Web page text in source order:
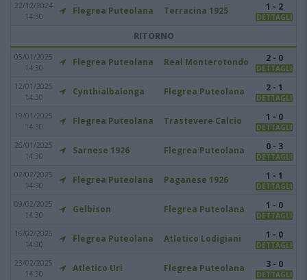
22/12/2024
14:30
Flegrea Puteolana Terracina 1925 1 - 2
DETTAGLI
RITORNO
05/01/2025
14:30
Flegrea Puteolana Real Monterotondo 2 - 0
DETTAGLI
12/01/2025
14:30
Cynthialbalonga Flegrea Puteolana 2 - 1
DETTAGLI
19/01/2025
14:30
Flegrea Puteolana Trastevere Calcio 1 - 0
DETTAGLI
26/01/2025
14:30
Sarnese 1926 Flegrea Puteolana 0 - 3
DETTAGLI
02/02/2025
14:30
Flegrea Puteolana Paganese 1926 1 - 1
DETTAGLI
09/02/2025
14:30
Gelbison Flegrea Puteolana 1 - 0
DETTAGLI
16/02/2025
14:30
Flegrea Puteolana Atletico Lodigiani 1 - 0
DETTAGLI
23/02/2025
14:30
Atletico Uri Flegrea Puteolana 3 - 0
DETTAGLI